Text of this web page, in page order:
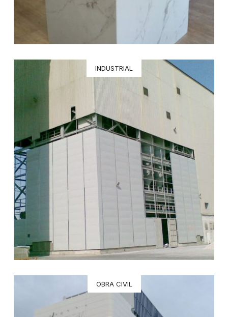
INDUSTRIAL
OBRA CIVIL